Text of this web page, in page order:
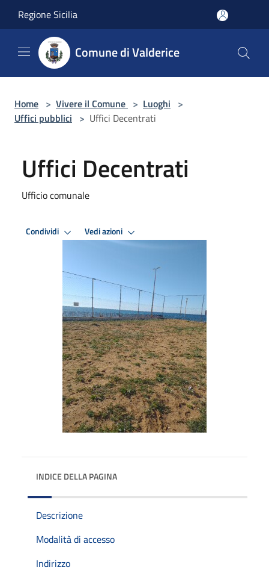
Regione Sicilia
Comune di Valderice
Home > Vivere il Comune > Luoghi >
Uffici pubblici > Uffici Decentrati
Uffici Decentrati
Ufficio comunale
Condividi Vedi azioni
INDICE DELLA PAGINA
Descrizione
Modalità di accesso
Indirizzo